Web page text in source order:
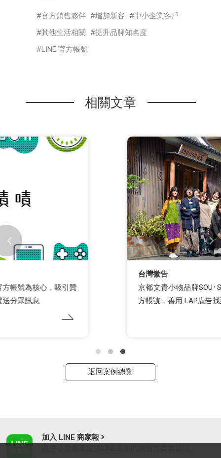
官方銷售夥伴 增加新客
中小企業客戶
其他生活相關
提升品牌知名度
LINE 官方帳號
相關文章
京都文青小物品牌SOU･SOU遠距耕耘台灣 LINE官
方帳號，善用 LAP廣告找到相似受眾帶動轉換率
返回案例總覽
加入 LINE 商家報